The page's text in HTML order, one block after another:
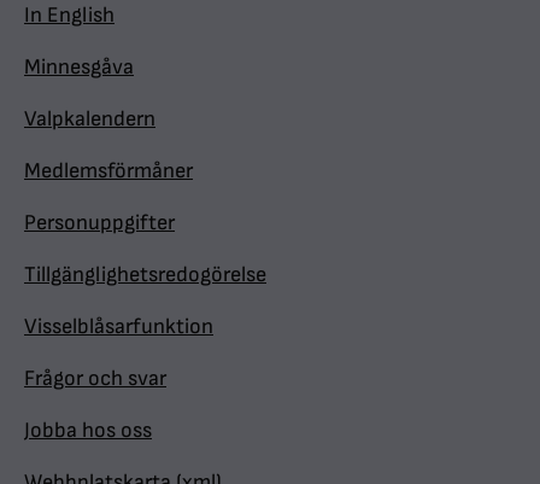
In English
Minnesgåva
Valpkalendern
Medlemsförmåner
Personuppgifter
Tillgänglighetsredogörelse
Visselblåsarfunktion
Frågor och svar
Jobba hos oss